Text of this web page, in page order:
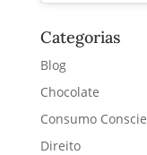
Categorias
Blog
Chocolate
Consumo
Direito